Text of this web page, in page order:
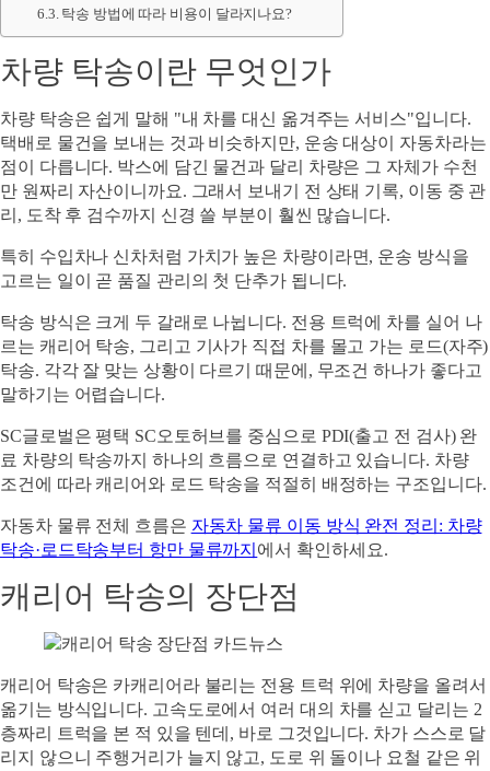
탁송 방법에 따라 비용이 달라지나요?
차량 탁송이란 무엇인가
차량 탁송은 쉽게 말해 "내 차를 대신 옮겨주는 서비스"입니다.
택배로 물건을 보내는 것과 비슷하지만, 운송 대상이 자동차라는
점이 다릅니다. 박스에 담긴 물건과 달리 차량은 그 자체가 수천
만 원짜리 자산이니까요. 그래서 보내기 전 상태 기록, 이동 중 관
리, 도착 후 검수까지 신경 쓸 부분이 훨씬 많습니다.
특히 수입차나 신차처럼 가치가 높은 차량이라면, 운송 방식을
고르는 일이 곧 품질 관리의 첫 단추가 됩니다.
탁송 방식은 크게 두 갈래로 나뉩니다. 전용 트럭에 차를 실어 나
르는 캐리어 탁송, 그리고 기사가 직접 차를 몰고 가는 로드(자주)
탁송. 각각 잘 맞는 상황이 다르기 때문에, 무조건 하나가 좋다고
말하기는 어렵습니다.
SC글로벌은 평택 SC오토허브를 중심으로 PDI(출고 전 검사) 완
료 차량의 탁송까지 하나의 흐름으로 연결하고 있습니다. 차량
조건에 따라 캐리어와 로드 탁송을 적절히 배정하는 구조입니다.
자동차 물류 전체 흐름은 자동차 물류 이동 방식 완전 정리: 차량
탁송·로드탁송부터 항만 물류까지 에서 확인하세요.
캐리어 탁송의 장단점
캐리어 탁송은 카캐리어라 불리는 전용 트럭 위에 차량을 올려서
옮기는 방식입니다. 고속도로에서 여러 대의 차를 싣고 달리는 2
층짜리 트럭을 본 적 있을 텐데, 바로 그것입니다. 차가 스스로 달
리지 않으니 주행거리가 늘지 않고, 도로 위 돌이나 요철 같은 위